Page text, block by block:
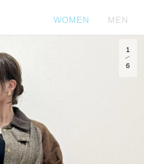
WOMEN MEN
1
6